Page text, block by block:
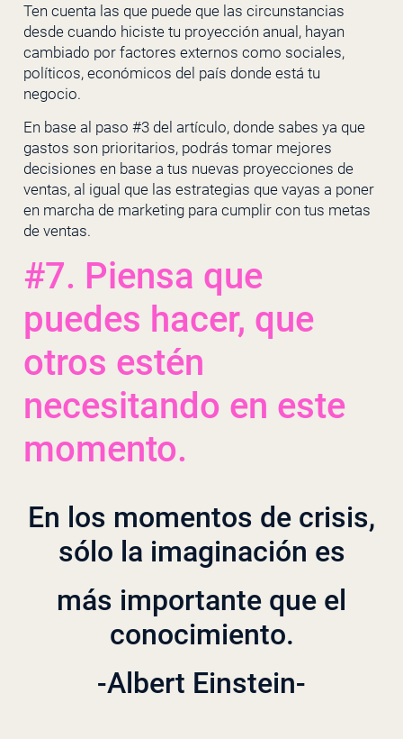
Ten cuenta las que puede que las circunstancias
desde cuando hiciste tu proyección anual, hayan
cambiado por factores externos como sociales,
políticos, económicos del país donde está tu
negocio.
En base al paso #3 del artículo, donde sabes ya que
gastos son prioritarios, podrás tomar mejores
decisiones en base a tus nuevas proyecciones de
ventas, al igual que las estrategias que vayas a poner
en marcha de marketing para cumplir con tus metas
de ventas.
#7. Piensa que
puedes hacer, que
otros estén
necesitando en este
momento.
En los momentos de crisis,
sólo la imaginación es
más importante que el
conocimiento.
-Albert Einstein-